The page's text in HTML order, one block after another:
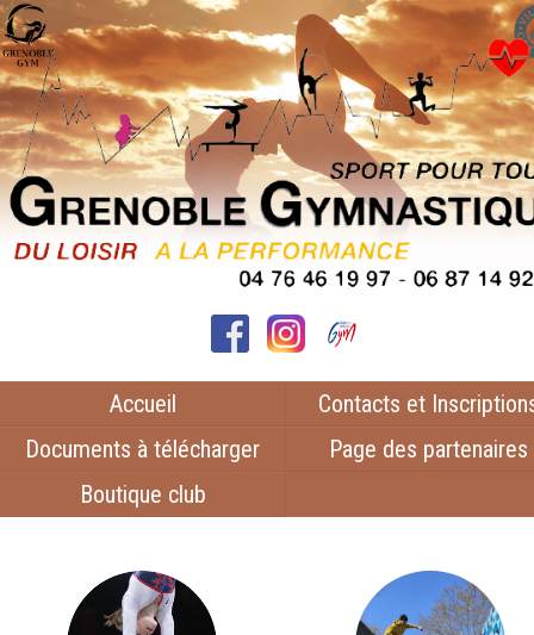
Accueil
Contacts et
Documents à télécharger
Page des partenaires
Boutique club